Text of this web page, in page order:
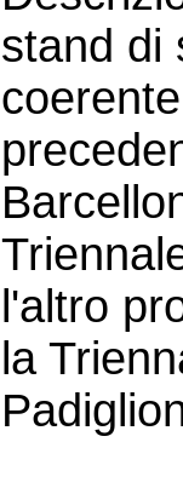
stand di
l'altro
la